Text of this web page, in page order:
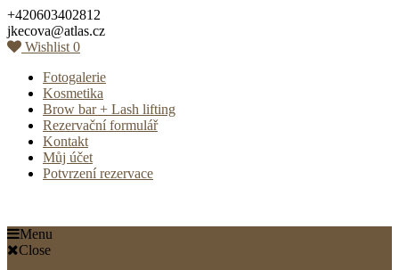
Skip
to
content
+420603402812
jkecova@atlas.cz
Wishlist 0
Fotogalerie
Kosmetika
Brow bar + Lash lifting
Rezervační formulář
Kontakt
Můj účet
Potvrzení rezervace
Menu
Close